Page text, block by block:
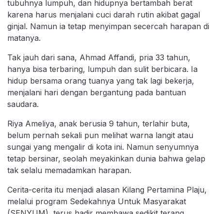
tubuhnya lumpuh, dan hidupnya bertambah berat
karena harus menjalani cuci darah rutin akibat gagal
ginjal. Namun ia tetap menyimpan secercah harapan di
matanya.
Tak jauh dari sana, Ahmad Affandi, pria 33 tahun,
hanya bisa terbaring, lumpuh dan sulit berbicara. Ia
hidup bersama orang tuanya yang tak lagi bekerja,
menjalani hari dengan bergantung pada bantuan
saudara.
Riya Ameliya, anak berusia 9 tahun, terlahir buta,
belum pernah sekali pun melihat warna langit atau
sungai yang mengalir di kota ini. Namun senyumnya
tetap bersinar, seolah meyakinkan dunia bahwa gelap
tak selalu memadamkan harapan.
Cerita-cerita itu menjadi alasan Kilang Pertamina Plaju,
melalui program Sedekahnya Untuk Masyarakat